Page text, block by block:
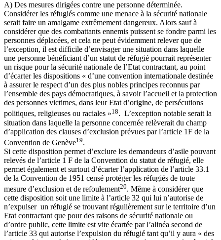
A) Des mesures dirigées contre une personne déterminée.
Considérer les réfugiés comme une menace à la sécurité nationale
serait faire un amalgame extrêmement dangereux. Alors sauf à
considérer que des combattants ennemis puissent se fondre parmi les
personnes déplacées, et cela ne peut évidemment relever que de
l’exception, il est difficile d’envisager une situation dans laquelle
une personne bénéficiant d’un statut de réfugié pourrait représenter
un risque pour la sécurité nationale de l’Etat contractant, au point
d’écarter les dispositions « d’une convention internationale destinée
à assurer le respect d’un des plus nobles principes reconnus par
l’ensemble des pays démocratiques, à savoir l’accueil et la protection
des personnes victimes, dans leur Etat d’origine, de persécutions
politiques, religieuses ou raciales »18. L’exception notable serait la
situation dans laquelle la personne concernée relèverait du champ
d’application des clauses d’exclusion prévues par l’article 1F de la
Convention de Genève19.
Si cette disposition permet d’exclure les demandeurs d’asile pouvant
relevés de l’article 1 F de la Convention du statut de réfugié, elle
permet également et surtout d’écarter l’application de l’article 33.1
de la Convention de 1951 censé protéger les réfugiés de toute
mesure d’exclusion et de refoulement20. Même à considérer que
cette disposition soit une limite à l’article 32 qui lui n’autorise de
n’expulser un réfugié se trouvant régulièrement sur le territoire d’un
Etat contractant que pour des raisons de sécurité nationale ou
d’ordre public, cette limite est vite écartée par l’alinéa second de
l’article 33 qui autorise l’expulsion du réfugié tant qu’il y aura « des